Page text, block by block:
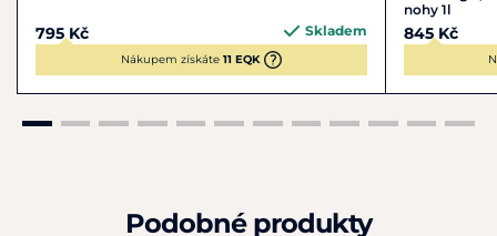
795 Kč Skladem
Nákupem získáte 11 EQK
nohy 1l
845 Kč
Podobné produkty